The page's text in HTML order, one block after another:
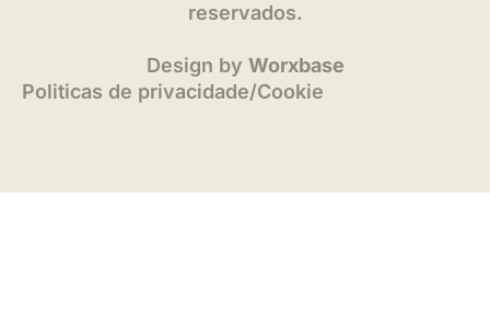
reservados.
Design by Worxbase
Politicas de privacidade/Cookie